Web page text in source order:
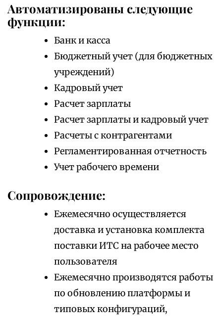
Автоматизированы следующие
функции:
Банк и касса
Бюджетный учет (для бюджетных
учреждений)
Кадровый учет
Расчет зарплаты
Расчет зарплаты и кадровый учет
Расчеты с контрагентами
Регламентированная отчетность
Учет рабочего времени
Сопровождение:
Ежемесячно осуществляется
доставка и установка комплекта
поставки ИТС на рабочее место
пользователя
Ежемесячно производятся работы
по обновлению платформы и
типовых конфигураций,